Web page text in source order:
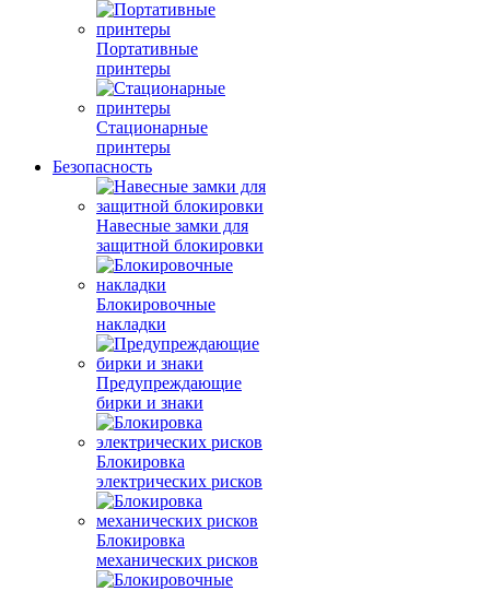
Портативные
принтеры
Стационарные
принтеры
Безопасность
Навесные замки для
защитной блокировки
Блокировочные
накладки
Предупреждающие
бирки и знаки
Блокировка
электрических рисков
Блокировка
механических рисков